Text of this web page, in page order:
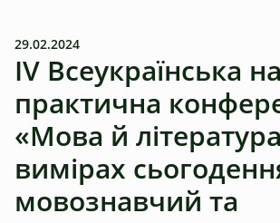
29.02.2024
ІV Всеукраїнська
практична
«Мова й
вимірах
мовознавчий та